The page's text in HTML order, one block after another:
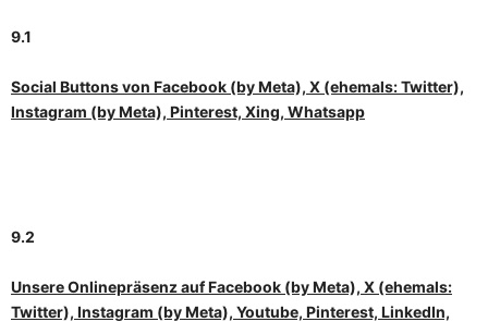
9.1
Social Buttons von Facebook (by Meta), X (ehemals: Twitter),
Instagram (by Meta), Pinterest, Xing, Whatsapp
9.2
Unsere Onlinepräsenz auf Facebook (by Meta), X (ehemals:
Twitter), Instagram (by Meta), Youtube, Pinterest, LinkedIn,